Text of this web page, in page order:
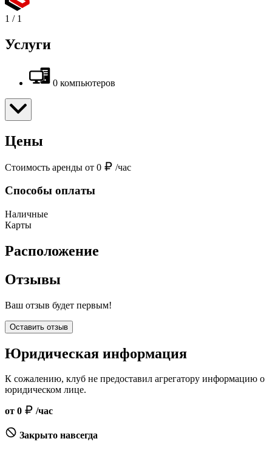
1 / 1
Услуги
0 компьютеров
Цены
Стоимость аренды от 0 /час
Способы оплаты
Наличные
Карты
Расположение
Отзывы
Ваш отзыв будет первым!
Оставить отзыв
Юридическая информация
К сожалению, клуб не предоставил агрегатору информацию о
юридическом лице.
от 0 /час
Закрыто навсегда